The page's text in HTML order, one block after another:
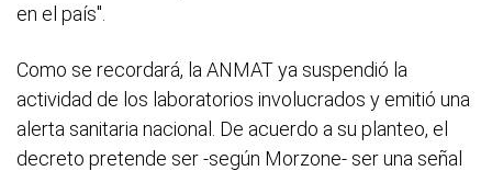
en el país".
Como se recordará, la ANMAT ya suspendió la
actividad de los laboratorios involucrados y emitió una
alerta sanitaria nacional. De acuerdo a su planteo, el
decreto pretende ser -según Morzone- ser una señal